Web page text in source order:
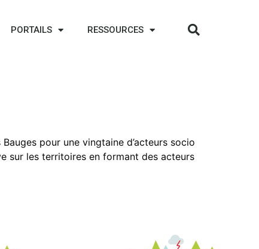
PORTAILS RESSOURCES
pour une vingtaine d’acteurs socio
sur les territoires en formant des acteurs